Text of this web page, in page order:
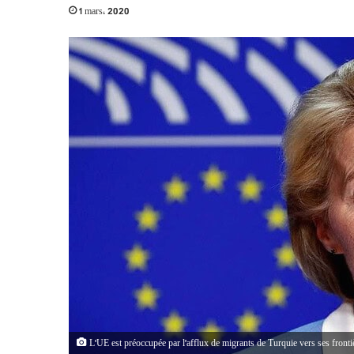
1 mars، 2020
L'UE est préoccupée par l'afflux de migrants de Turquie vers ses